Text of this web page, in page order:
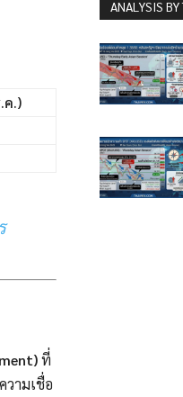
ค.)
ที่
วามเชื่อ
ANALYSIS BY